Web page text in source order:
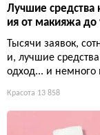
Лучшие средства
ия от макияжа до
Тысячи заявок,
и, лучшие
одход... и немного
Красота 13 858